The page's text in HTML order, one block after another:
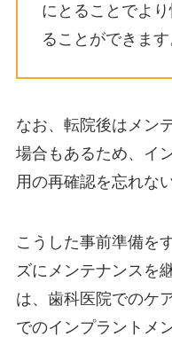
にとることでよ
ることができます
なお、転院後はメン
場合もあるため、イ
用の再確認を忘れな
こうした事前準備を
ズにメンテナンスを
は、歯科医院でのケ
でのインプラントメ